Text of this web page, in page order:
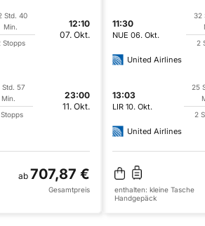
Std. 40
Min.
Stopps
12:10
07. Okt.
Std. 57
Min.
23:00
11. Okt.
ab 707,87 €
Gesamtpreis
11:30
NUE 06. Okt.
32
2
United Airlines
13:03
LIR 10. Okt.
25
2
United Airlines
enthalten: kleine Tasche
Handgepäck